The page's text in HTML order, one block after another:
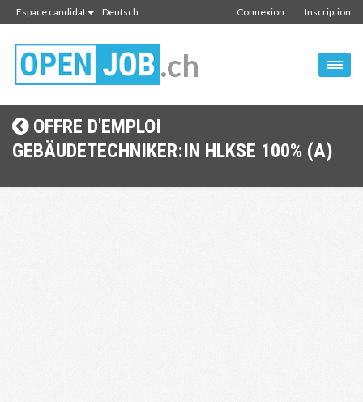
Espace candidat Deutsch Inscription
Connexion
.ch
OFFRE D'EMPLOI
GEBÄUDETECHNIKER:IN HLKSE 100% (A)